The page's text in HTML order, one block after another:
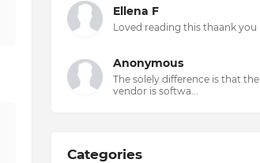
Ellena F
Loved reading this thaank you
Anonymous
The solely difference is that the
vendor is softwa...
Categories